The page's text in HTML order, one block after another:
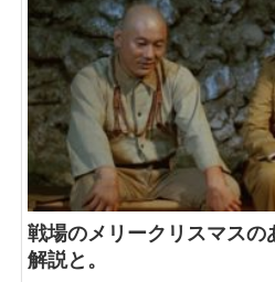
戦場のメリークリスマス
解説と。